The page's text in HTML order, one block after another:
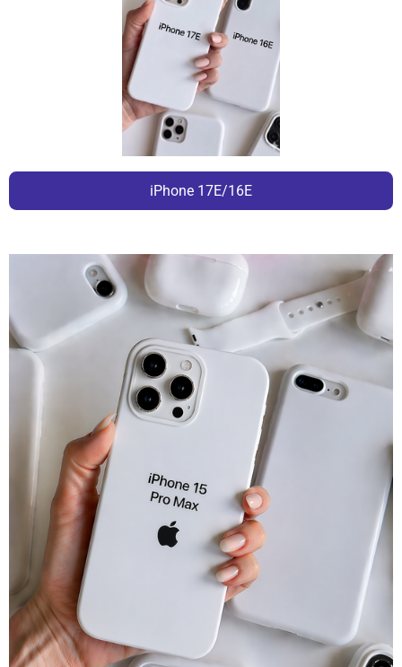
iPhone 17E/16E